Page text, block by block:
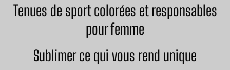
Tenues de sport colorées et responsables
pour femme
Sublimer ce qui vous rend unique